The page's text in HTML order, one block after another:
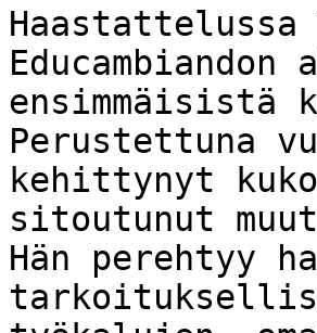
Haastattelussa
ensimmäisistä
Perustettuna
kehittynyt
sitoutunut
Hän perehtyy